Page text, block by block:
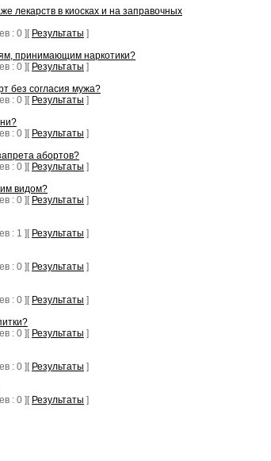
лекарств в киосках и на заправочных
: 0 ][ Результаты ]
принимающим наркотики?
: 0 ][ Результаты ]
без согласия мужа?
: 0 ][ Результаты ]
: 0 ][ Результаты ]
абортов?
: 0 ][ Результаты ]
видом?
: 0 ][ Результаты ]
: 1 ][ Результаты ]
: 0 ][ Результаты ]
: 0 ][ Результаты ]
: 0 ][ Результаты ]
: 0 ][ Результаты ]
: 0 ][ Результаты ]